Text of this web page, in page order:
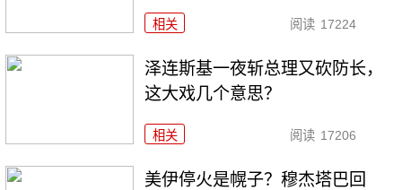
相关 阅读 17224
泽连斯基一夜斩总理又砍防长，
这大戏几个意思？
相关 阅读 17206
美伊停火是幌子？穆杰塔巴回